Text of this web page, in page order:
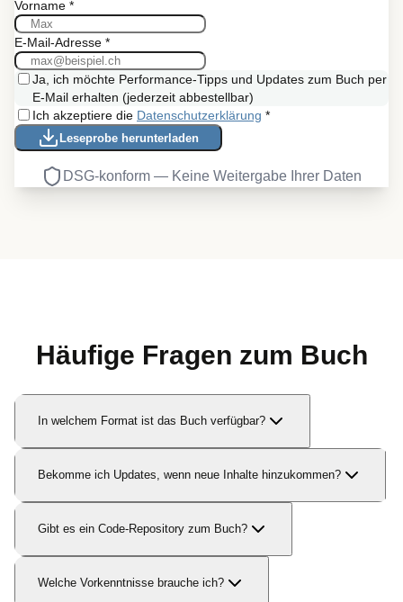
Vorname *
E-Mail-Adresse *
Ja, ich möchte Performance-Tipps und Updates zum Buch per
E-Mail erhalten (jederzeit abbestellbar)
Ich akzeptiere die Datenschutzerklärung *
Leseprobe herunterladen
DSG-konform — Keine Weitergabe Ihrer Daten
Häufige Fragen zum Buch
In welchem Format ist das Buch verfügbar?
Bekomme ich Updates, wenn neue Inhalte hinzukommen?
Gibt es ein Code-Repository zum Buch?
Welche Vorkenntnisse brauche ich?